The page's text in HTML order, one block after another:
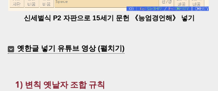
신세벌식 P2 자판으로 15세기 문헌 《능엄경언해》 넣기
옛한글 넣기 유튜브 영상 (펼치기)
1) 변칙 옛낱자 조합 규칙